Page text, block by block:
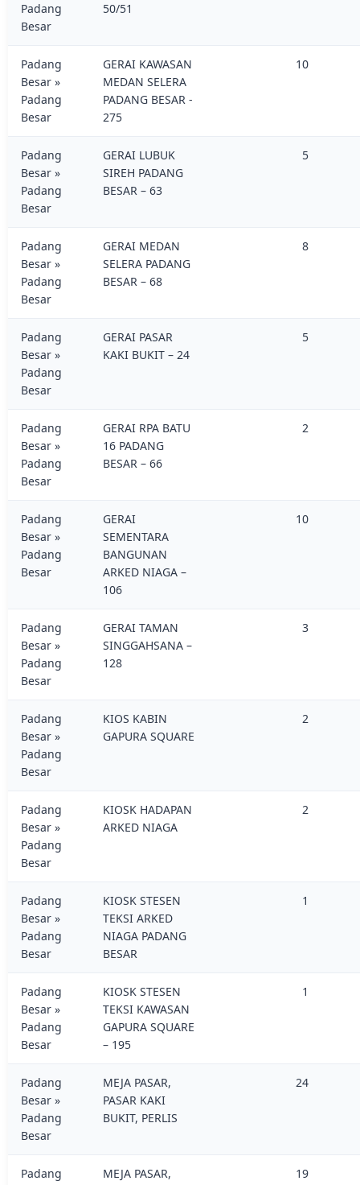
Padang
Besar
50/51
Padang
Besar »
Padang
Besar
GERAI KAWASAN
MEDAN SELERA
PADANG BESAR -
275
10
Padang
Besar »
Padang
Besar
GERAI LUBUK
SIREH PADANG
BESAR – 63
5
Padang
Besar »
Padang
Besar
GERAI MEDAN
SELERA PADANG
BESAR – 68
8
Padang
Besar »
Padang
Besar
GERAI PASAR
KAKI BUKIT – 24
5
Padang
Besar »
Padang
Besar
GERAI RPA BATU
16 PADANG
BESAR – 66
2
Padang
Besar »
Padang
Besar
GERAI
SEMENTARA
BANGUNAN
ARKED NIAGA –
106
10
Padang
Besar »
Padang
Besar
GERAI TAMAN
SINGGAHSANA –
128
3
Padang
Besar »
Padang
Besar
KIOS KABIN
GAPURA SQUARE
2
Padang
Besar »
Padang
Besar
KIOSK HADAPAN
ARKED NIAGA
2
Padang
Besar »
Padang
Besar
KIOSK STESEN
TEKSI ARKED
NIAGA PADANG
BESAR
1
Padang
Besar »
Padang
Besar
KIOSK STESEN
TEKSI KAWASAN
GAPURA SQUARE
– 195
1
Padang
Besar »
Padang
Besar
MEJA PASAR,
PASAR KAKI
BUKIT, PERLIS
24
Padang
MEJA PASAR,
19